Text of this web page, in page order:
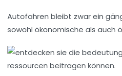
Autofahren bleibt zwar ein
sowohl ökonomische als auch